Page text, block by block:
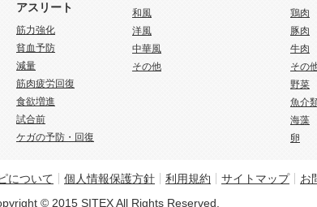
アスリート
筋力強化
貧血予防
減量
筋肉疲労回復
食欲増進
試合前
ケガの予防・回復
和風
洋風
中華風
その他
鶏肉
豚肉
牛肉
その
野菜
魚介
海藻
卵
について 個人情報保護方針 利用規約 サイトマップ
お
© 2015 SITEX All Rights Reserved.